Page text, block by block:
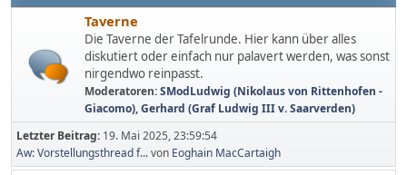
Taverne
Die Taverne der Tafelrunde. Hier kann über alles
diskutiert oder einfach nur palavert werden, was sonst
nirgendwo reinpasst.
Moderatoren:SModLudwig (Nikolaus von Rittenhofen -
Giacomo),Gerhard (Graf Ludwig III v. Saarverden)
Letzter Beitrag: 19. Mai 2025, 23:59:54
Aw: Vorstellungsthread f...von Eoghain MacCartaigh